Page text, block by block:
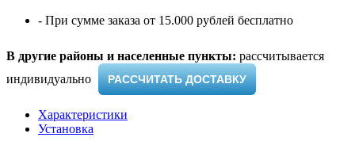
- При сумме заказа от 15.000 рублей бесплатно
В другие районы и населенные пункты: рассчитывается
индивидуально ​
РАССЧИТАТЬ ДОСТАВКУ
Характеристики
Установка